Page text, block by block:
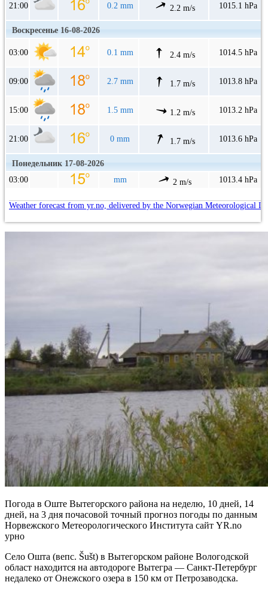
21:00 0.2 mm 2.2 m/s 1015.1 hPa
Воскресенье 16-08-2026
03:00 0.1 mm 2.4 m/s 1014.5 hPa
09:00 2.7 mm 1.7 m/s 1013.8 hPa
15:00 1.5 mm 1.2 m/s 1013.2 hPa
21:00 0 mm 1.7 m/s 1013.6 hPa
Понедельник 17-08-2026
03:00
mm 2 m/s 1013.4 hPa
Weather forecast from yr.no, delivered by the Norwegian Meteorological
Погода в Оште Вытегорского района на неделю, 10 дней, 14
дней, на 3 дня почасовой точный прогноз погоды по данным
Норвежского Метеорологического Института сайт YR.no
урно
Село Ошта (вепс. Šušt) в Вытегорском районе Вологодской
област находится на автодороге Вытегра — Санкт-Петербург
недалеко от Онежского озера в 150 км от Петрозаводска.